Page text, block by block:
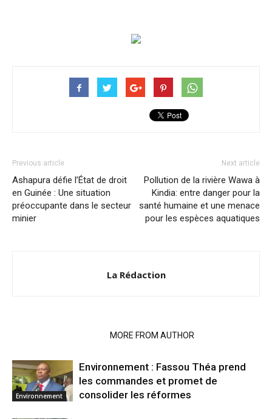
Previous article
Ashapura défie l’État de droit
en Guinée : Une situation
préoccupante dans le secteur
minier
Next article
Pollution de la rivière Wawa à
Kindia: entre danger pour la
santé humaine et une menace
pour les espèces aquatiques
La Rédaction
MORE FROM AUTHOR
Environnement
Environnement : Fassou Théa prend
les commandes et promet de
consolider les réformes